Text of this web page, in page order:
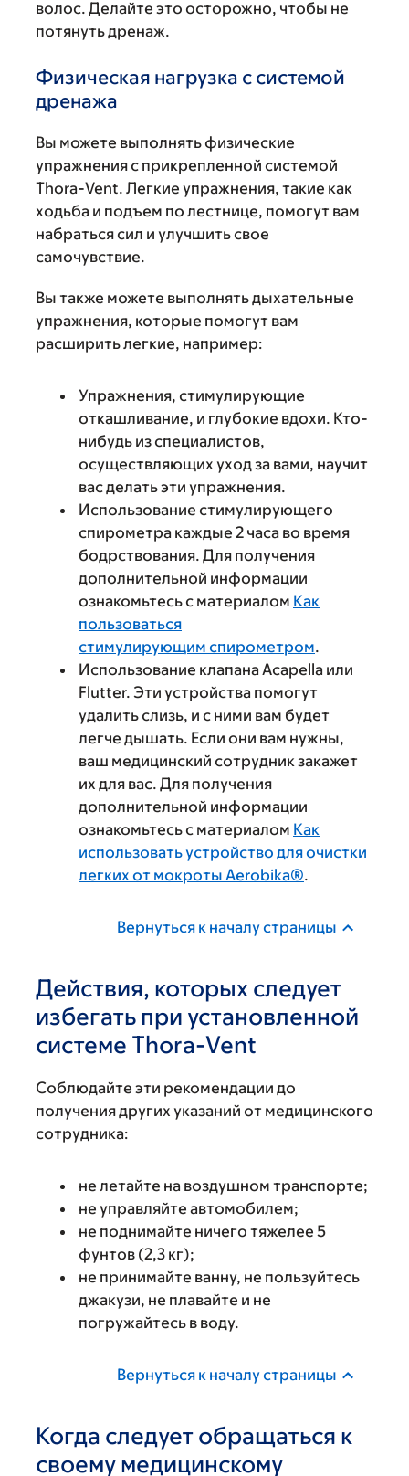
волос. Делайте это осторожно, чтобы не
потянуть дренаж.
Физическая нагрузка с системой
дренажа
Вы можете выполнять физические
упражнения с прикрепленной системой
Thora-Vent. Легкие упражнения, такие как
ходьба и подъем по лестнице, помогут вам
набраться сил и улучшить свое
самочувствие.
Вы также можете выполнять дыхательные
упражнения, которые помогут вам
расширить легкие, например:
Упражнения, стимулирующие
откашливание, и глубокие вдохи. Кто-
нибудь из специалистов,
осуществляющих уход за вами, научит
вас делать эти упражнения.
Использование стимулирующего
спирометра каждые 2 часа во время
бодрствования. Для получения
дополнительной информации
ознакомьтесь с материалом Как
пользоваться
стимулирующим спирометром.
Использование клапана Acapella или
Flutter. Эти устройства помогут
удалить слизь, и с ними вам будет
легче дышать. Если они вам нужны,
ваш медицинский сотрудник закажет
их для вас. Для получения
дополнительной информации
ознакомьтесь с материалом Как
использовать устройство для очистки
легких от мокроты Aerobika®.
Вернуться к началу страницы
Действия, которых следует
избегать при установленной
системе Thora-Vent
Соблюдайте эти рекомендации до
получения других указаний от медицинского
сотрудника:
не летайте на воздушном транспорте;
не управляйте автомобилем;
не поднимайте ничего тяжелее 5
фунтов (2,3 кг);
не принимайте ванну, не пользуйтесь
джакузи, не плавайте и не
погружайтесь в воду.
Вернуться к началу страницы
Когда следует обращаться к
своему медицинскому